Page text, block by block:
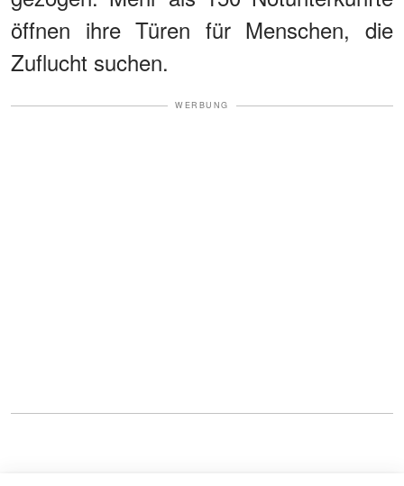
öffnen ihre Türen für Menschen, die
Zuflucht suchen.
WERBUNG